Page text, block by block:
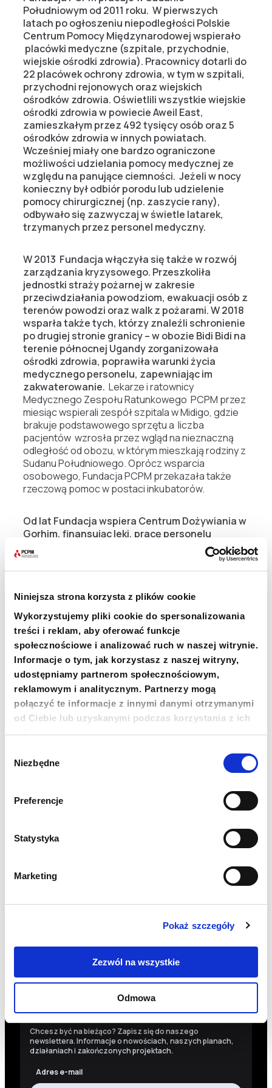
Niniejsza strona korzysta z plików cookie
Wykorzystujemy pliki cookie do spersonalizowania
treści i reklam, aby oferować funkcje
społecznościowe i analizować ruch w naszej witrynie.
Informacje o tym, jak korzystasz z naszej witryny,
udostępniamy partnerom społecznościowym,
reklamowym i analitycznym. Partnerzy mogą
połączyć te informacje z innymi danymi otrzymanymi
od Ciebie lub uzyskanymi podczas korzystania z ich
usług.
zgody
Niezbędne
Preferencje
Statystyka
Marketing
Pokaż szczegóły
Zezwól na wszystkie
Odmowa
Południowym od 2011 roku. W pierwszych
latach po ogłoszeniu niepodległości Polskie
Centrum Pomocy Międzynarodowej wspierało
placówki medyczne (szpitale, przychodnie,
wiejskie ośrodki zdrowia). Pracownicy dotarli do
22 placówek ochrony zdrowia, w tym w szpitali,
przychodni rejonowych oraz wiejskich
ośrodków zdrowia. Oświetlili wszystkie wiejskie
ośrodki zdrowia w powiecie Aweil East,
zamieszkałym przez 492 tysięcy osób oraz 5
ośrodków zdrowia w innych powiatach.
Wcześniej miały one bardzo ograniczone
możliwości udzielania pomocy medycznej ze
względu na panujące ciemności. Jeżeli w nocy
konieczny był odbiór porodu lub udzielenie
pomocy chirurgicznej (np. zaszycie rany),
odbywało się zazwyczaj w świetle latarek,
trzymanych przez personel medyczny.
W 2013 Fundacja włączyła się także w rozwój
zarządzania kryzysowego. Przeszkoliła
jednostki straży pożarnej w zakresie
przeciwdziałania powodziom, ewakuacji osób z
terenów powodzi oraz walk z pożarami. W 2018
wsparła także tych, którzy znaleźli schronienie
po drugiej stronie granicy – w obozie Bidi Bidi na
terenie północnej Ugandy zorganizowała
ośrodki zdrowia, poprawiła warunki życia
medycznego personelu, zapewniając im
zakwaterowanie. Lekarze i ratownicy
Medycznego Zespołu Ratunkowego PCPM przez
miesiąc wspierali zespół szpitala w Midigo, gdzie
brakuje podstawowego sprzętu a liczba
pacjentów wzrosła przez wgląd na nieznaczną
odległość od obozu, w którym mieszkają rodziny z
Sudanu Południowego. Oprócz wsparcia
osobowego, Fundacja PCPM przekazała także
rzeczową pomoc w postaci inkubatorów.
Od lat Fundacja wspiera Centrum Dożywiania w
Gorhim, finansując leki, pracę personelu
medycznego i dostarczając żywność
terapeutyczną poprzez regularne transporty i
zbiórki napcpm.org.pl/sudan.
Kampania informacyjna sfinansowana została
m.in. dzięki środkom z Programu Rozwoju
Organizacji Obywatelskich na lata 2018-2030:
MEDIA@PCPM.ORG.PL
KRS
Chcesz być na bieżąco? Zapisz się do naszego
newslettera. Informacje o nowościach, naszych planach,
działaniach i zakończonych projektach.
Adres e-mail